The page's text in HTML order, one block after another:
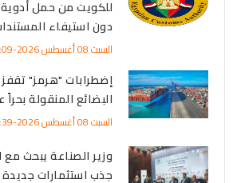
للكويت من حمل
دون استيفاء
السبت 08 أغسطس 2026-05:09
إضطرابات "هرمز"
البضائع المنقولة بحراً عبر
السبت 08 أغسطس 2026-04:39
وزير الصناعة يبحث مع
جذب استثمارات